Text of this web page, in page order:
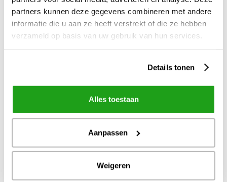
partners kunnen deze gegevens combineren met andere
informatie die u aan ze heeft verstrekt of die ze hebben
verzameld op basis van uw gebruik van hun services.
Details tonen
Alles toestaan
Aanpassen
Weigeren
Nog niet uitgelezen?
Meer leesvoer
Embrace Stories, verhalen uit de Cloud: Jorien